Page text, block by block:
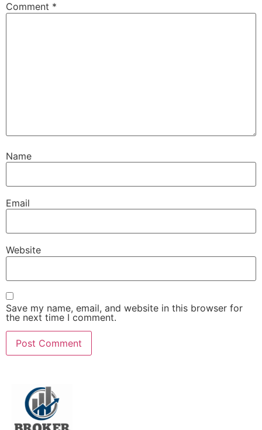
Comment *
Name
Email
Website
Save my name, email, and website in this browser for
the next time I comment.